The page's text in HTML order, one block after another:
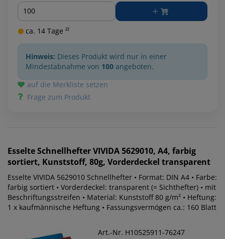
Menge
ca. 14 Tage ²⁾
Hinweis: Dieses Produkt wird nur in einer
Mindestabnahme von 100 angeboten.
auf die Merkliste setzen
Frage zum Produkt
EsselteSchnellhefter VIVIDA 5629010, A4, farbig
sortiert, Kunststoff, 80g, Vorderdeckel transparent
Esselte VIVIDA 5629010 Schnellhefter • Format: DIN A4 • Farbe:
farbig sortiert • Vorderdeckel: transparent (= Sichthefter) • mit
Beschriftungsstreifen • Material: Kunststoff 80 g/m² • Heftung:
1 x kaufmännische Heftung • Fassungsvermögen ca.: 160 Blatt
Art.-Nr. H10525911-76247